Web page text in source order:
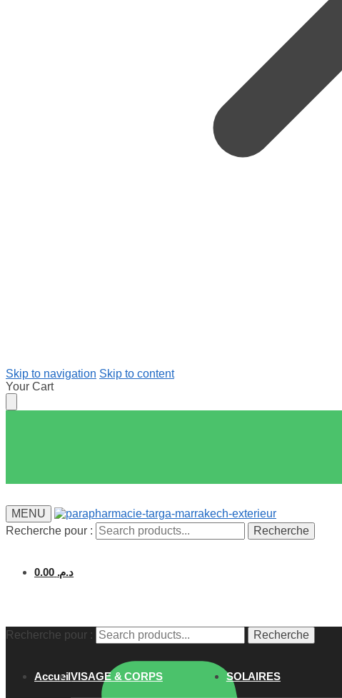
Skip to navigation Skip to content
Your Cart
MENU
Recherche pour :
Recherche
د.م. 0.00
Recherche pour : Recherche
AccueilVISAGE & CORPS SOLAIRES